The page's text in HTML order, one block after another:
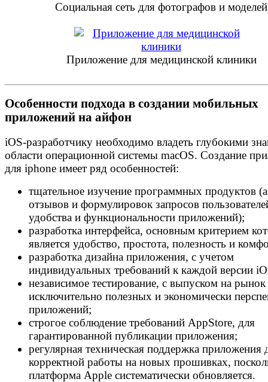
Социальная сеть для фотографов и моделей
Приложение для медицинской клиники
Особенности подхода в создании мобильных
приложений на айфон
iOS-разработчику необходимо владеть глубокими
области операционной системы macOS. Создание
для iphone имеет ряд особенностей:
тщательное изучение программных продуктов
отзывов и формулировок запросов
удобства и функциональности приложений);
разработка интерфейса, основным критерием
является удобство, простота, полезность и
разработка дизайна приложения, с учетом
индивидуальных требований к каждой версии
независимое тестирование, с выпуском на рынок
исключительно полезных и экономически
приложений;
строгое соблюдение требований AppStore, для
гарантированной публикации приложения;
регулярная техническая поддержка приложения
корректной работы на новых прошивках,
платформа Apple систематически обновляется.